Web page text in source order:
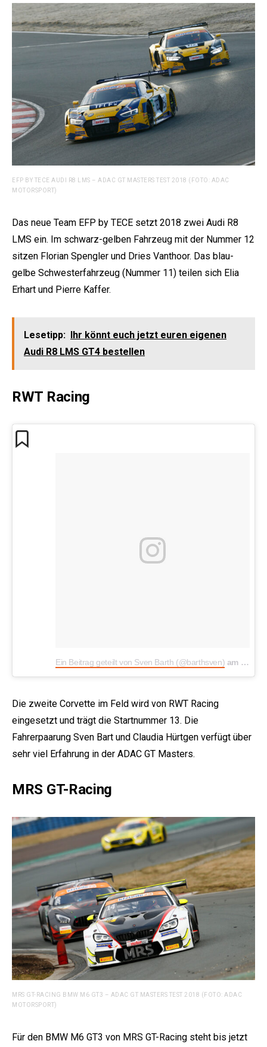
EFP BY TECE AUDI R8 LMS – ADAC GT MASTERS TEST 2018 (FOTO: ADAC
MOTORSPORT)
Das neue Team EFP by TECE setzt 2018 zwei Audi R8
LMS ein. Im schwarz-gelben Fahrzeug mit der Nummer 12
sitzen Florian Spengler und Dries Vanthoor. Das blau-
gelbe Schwesterfahrzeug (Nummer 11) teilen sich Elia
Erhart und Pierre Kaffer.
Lesetipp: Ihr könnt euch jetzt euren eigenen
Audi R8 LMS GT4 bestellen
RWT Racing
Ein Beitrag geteilt von Sven Barth (@barthsven) am Mär
Die zweite Corvette im Feld wird von RWT Racing
eingesetzt und trägt die Startnummer 13. Die
Fahrerpaarung Sven Bart und Claudia Hürtgen verfügt über
sehr viel Erfahrung in der ADAC GT Masters.
MRS GT-Racing
MRS GT-RACING BMW M6 GT3 – ADAC GT MASTERS TEST 2018 (FOTO: ADAC
MOTORSPORT)
Für den BMW M6 GT3 von MRS GT-Racing steht bis jetzt